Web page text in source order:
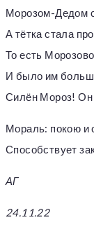
Морозом-Дедом
А тётка стала
То есть
И было им
Силён Мороз! Он
Мораль: покою и
Способствует
АГ
24.11.22